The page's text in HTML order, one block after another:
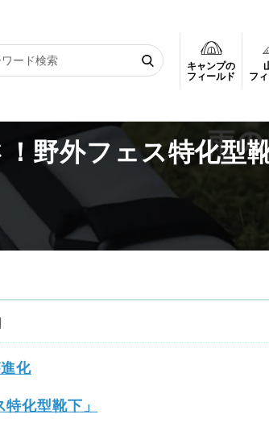
キャンプの
フィールド
フ
特化型靴下
野外フェス特化型
化
化型靴下」